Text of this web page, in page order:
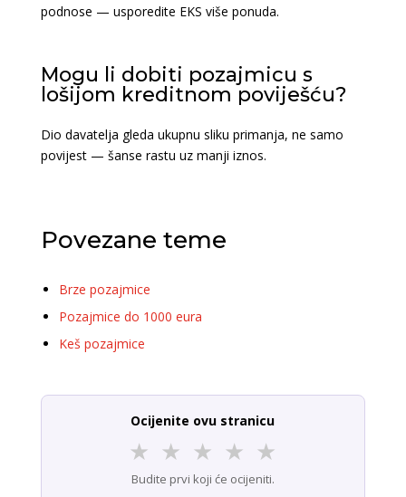
podnose — usporedite EKS više ponuda.
Mogu li dobiti pozajmicu s
lošijom kreditnom poviješću?
Dio davatelja gleda ukupnu sliku primanja, ne samo
povijest — šanse rastu uz manji iznos.
Povezane teme
Brze pozajmice
Pozajmice do 1000 eura
Keš pozajmice
Ocijenite ovu stranicu
★ ★ ★ ★ ★
Budite prvi koji će ocijeniti.